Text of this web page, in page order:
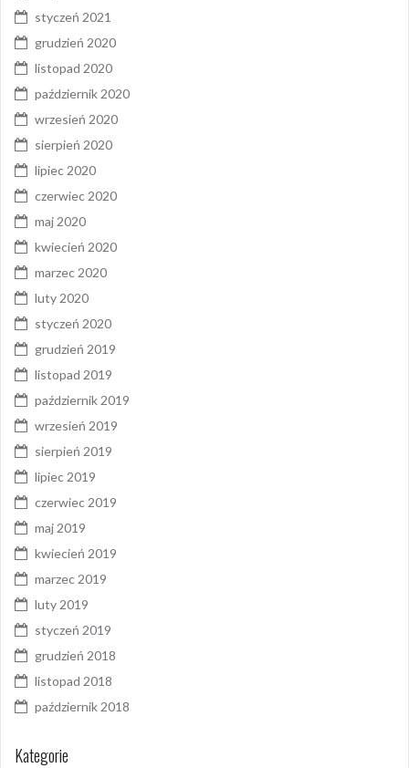
styczeń 2021
grudzień 2020
listopad 2020
październik 2020
wrzesień 2020
sierpień 2020
lipiec 2020
czerwiec 2020
maj 2020
kwiecień 2020
marzec 2020
luty 2020
styczeń 2020
grudzień 2019
listopad 2019
październik 2019
wrzesień 2019
sierpień 2019
lipiec 2019
czerwiec 2019
maj 2019
kwiecień 2019
marzec 2019
luty 2019
styczeń 2019
grudzień 2018
listopad 2018
październik 2018
Kategorie